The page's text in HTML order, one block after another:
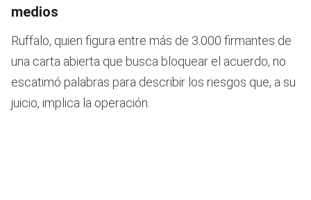
medios
Ruffalo, quien figura entre más de 3.000 firmantes de
una carta abierta que busca bloquear el acuerdo, no
escatimó palabras para describir los riesgos que, a su
juicio, implica la operación.